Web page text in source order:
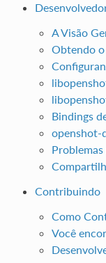
A Visão
Obtendo o
Bindings
openshot-
Contribuindo
Como
Você